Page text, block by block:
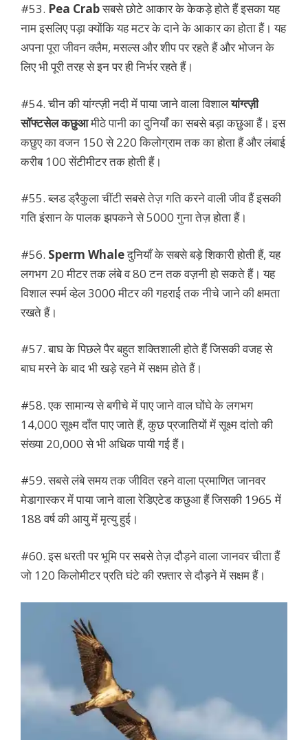
#53. Pea Crabसबसे छोटे आकार के केकड़े होते हैं इसका यह
नाम इसलिए पड़ा क्योंकि यह मटर के दाने के आकार का होता हैं। यह
अपना पूरा जीवन क्लैम, मसल्स और शीप पर रहते हैं और भोजन के
लिए भी पूरी तरह से इन पर ही निर्भर रहते हैं।
#54. चीन की यांग्त्ज़ी नदी में पाया जाने वाला विशालयांग्त्ज़ी
सॉफ्टसेल कछुआमीठे पानी का दुनियाँ का सबसे बड़ा कछुआ हैं। इस
कछुए का वजन 150 से 220 किलोग्राम तक का होता हैं और लंबाई
करीब 100 सेंटीमीटर तक होती हैं।
#55. ब्लड ड्रैकुला चींटी सबसे तेज़ गति करने वाली जीव हैं इसकी
गति इंसान के पालक झपकने से 5000 गुना तेज़ होता हैं।
#56. Sperm Whaleदुनियाँ के सबसे बड़े शिकारी होती हैं, यह
लगभग 20 मीटर तक लंबे व 80 टन तक वज़नी हो सकते हैं। यह
विशाल स्पर्म व्हेल 3000 मीटर की गहराई तक नीचे जाने की क्षमता
रखते हैं।
#57. बाघ के पिछले पैर बहुत शक्तिशाली होते हैं जिसकी वजह से
बाघ मरने के बाद भी खड़े रहने में सक्षम होते हैं।
#58. एक सामान्य से बगीचे में पाए जाने वाल घोंघे के लगभग
14,000 सूक्ष्म दाँत पाए जाते हैं, कुछ प्रजातियों में सूक्ष्म दांतो की
संख्या 20,000 से भी अधिक पायी गई हैं।
#59. सबसे लंबे समय तक जीवित रहने वाला प्रमाणित जानवर
मेडागास्कर में पाया जाने वाला रेडिएटेड कछुआ हैं जिसकी 1965 में
188 वर्ष की आयु में मृत्यु हुई।
#60. इस धरती पर भूमि पर सबसे तेज़ दौड़ने वाला जानवर चीता हैं
जो 120 किलोमीटर प्रति घंटे की रफ़्तार से दौड़ने में सक्षम हैं।